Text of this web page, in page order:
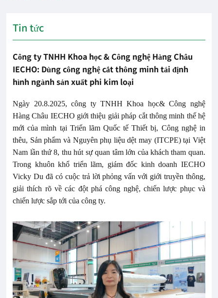
Tin tức
Công ty TNHH Khoa học & Công nghệ Hàng Châu
IECHO: Dùng công nghệ cắt thông minh tái định
hình ngành sản xuất phi kim loại
Ngày 20.8.2025, công ty TNHH Khoa học& Công nghệ
Hàng Châu IECHO giới thiệu giải pháp cắt thông minh thế hệ
mới của mình tại Triển lãm Quốc tế Thiết bị, Công nghệ in
thêu, Sản phẩm và Nguyên phụ liệu dệt may (ITCPE) tại Việt
Nam lần thứ 8, thu hút sự quan tâm lớn của khách tham quan.
Trong khuôn khổ triển lãm, giám đốc kinh doanh IECHO
Vicky Du đã có cuộc trả lời phỏng vấn với giới truyền thông,
giải thích rõ về các đột phá công nghệ, chiến lược phục và
chiến lược sắp tới của công ty.